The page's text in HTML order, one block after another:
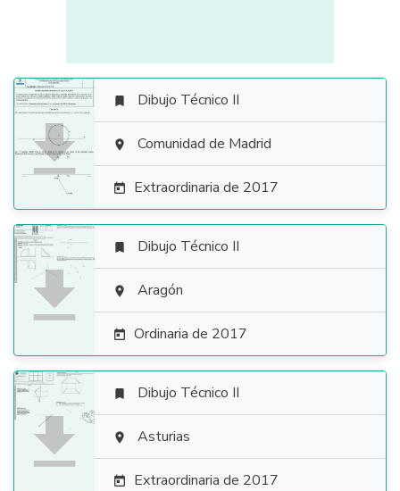

 Dibujo Técnico II
 Comunidad de Madrid
 Extraordinaria de 2017

 Dibujo Técnico II
 Aragón
 Ordinaria de 2017

 Dibujo Técnico II
 Asturias
 Extraordinaria de 2017